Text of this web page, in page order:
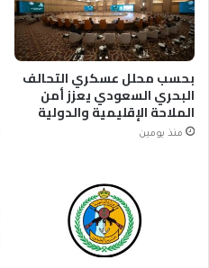
بحسب محلل عسكري التحالف
البحري السعودي يعزز أمن
الملاحة الإقليمية والدولية
منذ يومين